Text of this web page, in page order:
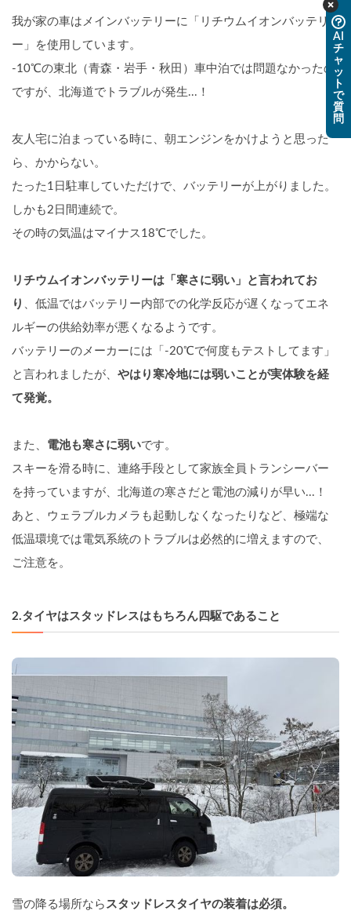
我が家の車はメインバッテリーに「リチウムイオンバッテリ
ー」を使用しています。
-10℃の東北（青森・岩手・秋田）車中泊では問題なかったの
ですが、北海道でトラブルが発生...！
友人宅に泊まっている時に、朝エンジンをかけようと思った
ら、かからない。
たった1日駐車していただけで、バッテリーが上がりました。
しかも2日間連続で。
その時の気温はマイナス18℃でした。
リチウムイオンバッテリーは「寒さに弱い」と言われてお
り 、低温ではバッテリー内部での化学反応が遅くなってエネ
ルギーの供給効率が悪くなるようです。
バッテリーのメーカーには「-20℃で何度もテストしてます」
と言われましたが、 やはり寒冷地には弱いことが実体験を経
て発覚。
また、 電池も寒さに弱いです。
スキーを滑る時に、連絡手段として家族全員トランシーバー
を持っていますが、北海道の寒さだと電池の減りが早い...！
あと、ウェラブルカメラも起動しなくなったりなど、極端な
低温環境では電気系統のトラブルは必然的に増えますので、
ご注意を。
2.タイヤはスタッドレスはもちろん四駆であること
雪の降る場所なら スタッドレスタイヤの装着は必須。
AI
チ
ャ
ッ
ト
で
質
問